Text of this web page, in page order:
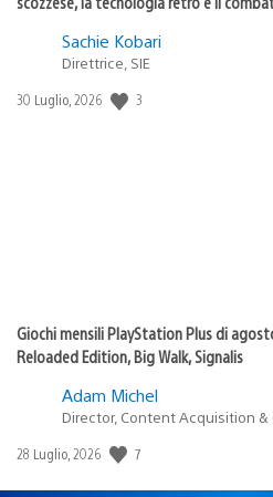
Sachie Kobari
Direttrice, SIE
Data
30 Luglio, 2026 3
Giochi mensili PlayStation Plus di
Reloaded Edition, Big Walk, Signalis
Adam Michel
Director, Content Acquisition &
Data
pubblicazione:
28 Luglio, 2026 7